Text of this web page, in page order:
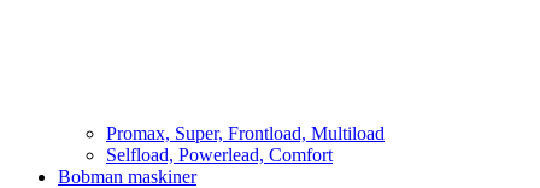
Promax, Super, Frontload, Multiload
Selfload, Powerlead, Comfort
Bobman maskiner